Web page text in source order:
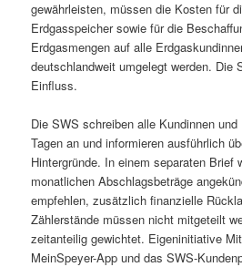
gewährleisten, müssen die Kosten für
Erdgasspeicher sowie für die
Erdgasmengen auf alle
deutschlandweit umgelegt werden. Die
Einfluss.
Die SWS schreiben alle Kundinnen
Tagen an und informieren ausführlich
Hintergründe. In einem separaten Brief
monatlichen Abschlagsbeträge
empfehlen, zusätzlich finanzielle
Zählerstände müssen nicht mitgeteilt
zeitanteilig gewichtet. Eigeninitiative
MeinSpeyer-App und das SWS-